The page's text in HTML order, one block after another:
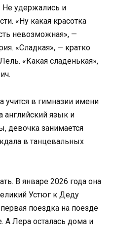
Не удержались и
«Ну какая красотка
невозможная», —
«Сладкая», — кратко
«Какая сладенькая»,
в гимназии имени
английский язык и
девочка занимается
в танцевальных
В январе 2026 года она
Устюг к Деду
поездка на поезде
А Лера осталась дома и